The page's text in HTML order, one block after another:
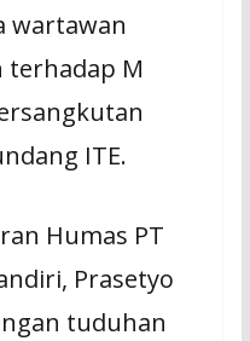
wartawan
terhadap M
ITE.
Humas PT
Prasetyo
tuduhan